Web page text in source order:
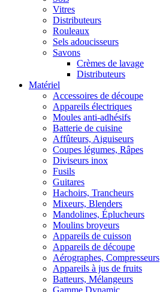
Vitres
Distributeurs
Rouleaux
Sels adoucisseurs
Savons
Crèmes de lavage
Distributeurs
Matériel
Accessoires de découpe
Appareils électriques
Moules anti-adhésifs
Batterie de cuisine
Affûteurs, Aiguiseurs
Coupes légumes, Râpes
Diviseurs inox
Fusils
Guitares
Hachoirs, Trancheurs
Mixeurs, Blenders
Mandolines, Éplucheurs
Moulins broyeurs
Appareils de cuisson
Appareils de découpe
Aérographes, Compresseurs
Appareils à jus de fruits
Batteurs, Mélangeurs
Gamme Dynamic